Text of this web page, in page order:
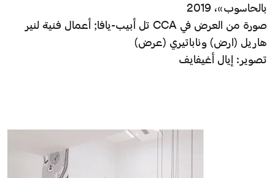
بالحاسوب»، 2019
صورة من العرض في CCA تل أبيب-يافا; أعمال فنية لنير
هاريل (ارض) وناباتيري (عرض)
تصوير: إيال أغيفايف